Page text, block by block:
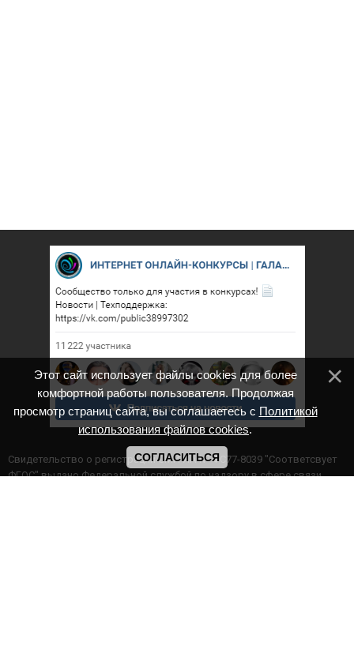
Cвидетельство о регистрации СМИ ИА № ФС77-8039 "Соответсвует
ФГОС" выдано Федеральной службой по надзору в сфере связи,
Этот сайт использует файлы cookies для более
комфортной работы пользователя. Продолжая
просмотр страниц сайта, вы соглашаетесь с Политикой
использования файлов cookies.
СОГЛАСИТЬСЯ